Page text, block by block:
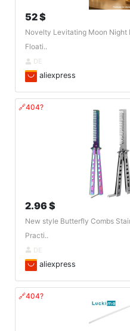
52 $
Novelty Levitating Moon Night
Floati..
DE
aliexpress
🔗404?
2.96 $
New style Butterfly Combs
Practi..
DE
aliexpress
🔗404?